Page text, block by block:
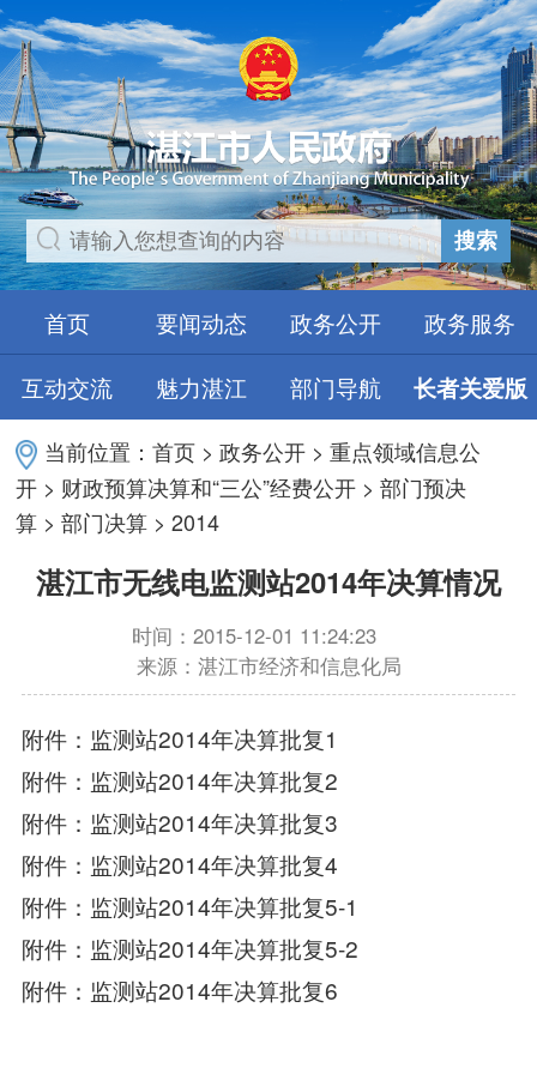
搜索
首页 要闻动态 政务公开
政务服务
互动交流
魅力湛江 部门导航 长者关爱版
当前位置：首页 >政务公开 >重点领域信息公
开 > 财政预算决算和“三公”经费公开 >部门预决
算 >部门决算 >2014
湛江市无线电监测站2014年决算情况
时间：2015-12-01 11:24:23
来源：湛江市经济和信息化局
附件：监测站2014年决算批复1
附件：监测站2014年决算批复2
附件：监测站2014年决算批复3
附件：监测站2014年决算批复4
附件：监测站2014年决算批复5-1
附件：监测站2014年决算批复5-2
附件：监测站2014年决算批复6